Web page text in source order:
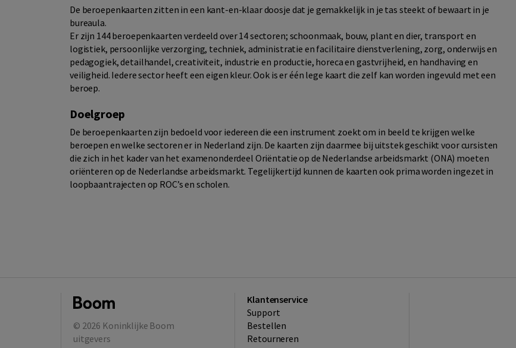
De beroepenkaarten zitten in een kant-en-klaar doosje dat je gemakkelijk in je tas steekt of bewaart in je
bureaula.
Er zijn 144 beroepenkaarten verdeeld over 14 sectoren; schoonmaak, bouw, plant en dier, transport en
logistiek, persoonlijke verzorging, techniek, administratie en facilitaire dienstverlening, zorg, onderwijs en
pedagogiek, detailhandel, creativiteit, industrie en productie, horeca en gastvrijheid, en handhaving en
veiligheid. Iedere sector heeft een eigen kleur. Ook is er één lege kaart die zelf kan worden ingevuld met een
beroep.
Doelgroep
De beroepenkaarten zijn bedoeld voor iedereen die een instrument zoekt om in beeld te krijgen welke
beroepen en welke sectoren er in Nederland zijn. De kaarten zijn daarmee bij uitstek geschikt voor cursisten
die zich in het kader van het examenonderdeel Oriëntatie op de Nederlandse arbeidsmarkt (ONA) moeten
oriënteren op de Nederlandse arbeidsmarkt. Tegelijkertijd kunnen de kaarten ook prima worden ingezet in
loopbaantrajecten op ROC’s en scholen.
© 2026 Koninklijke Boom
uitgevers
Klantenservice
Support
Bestellen
​Retourneren